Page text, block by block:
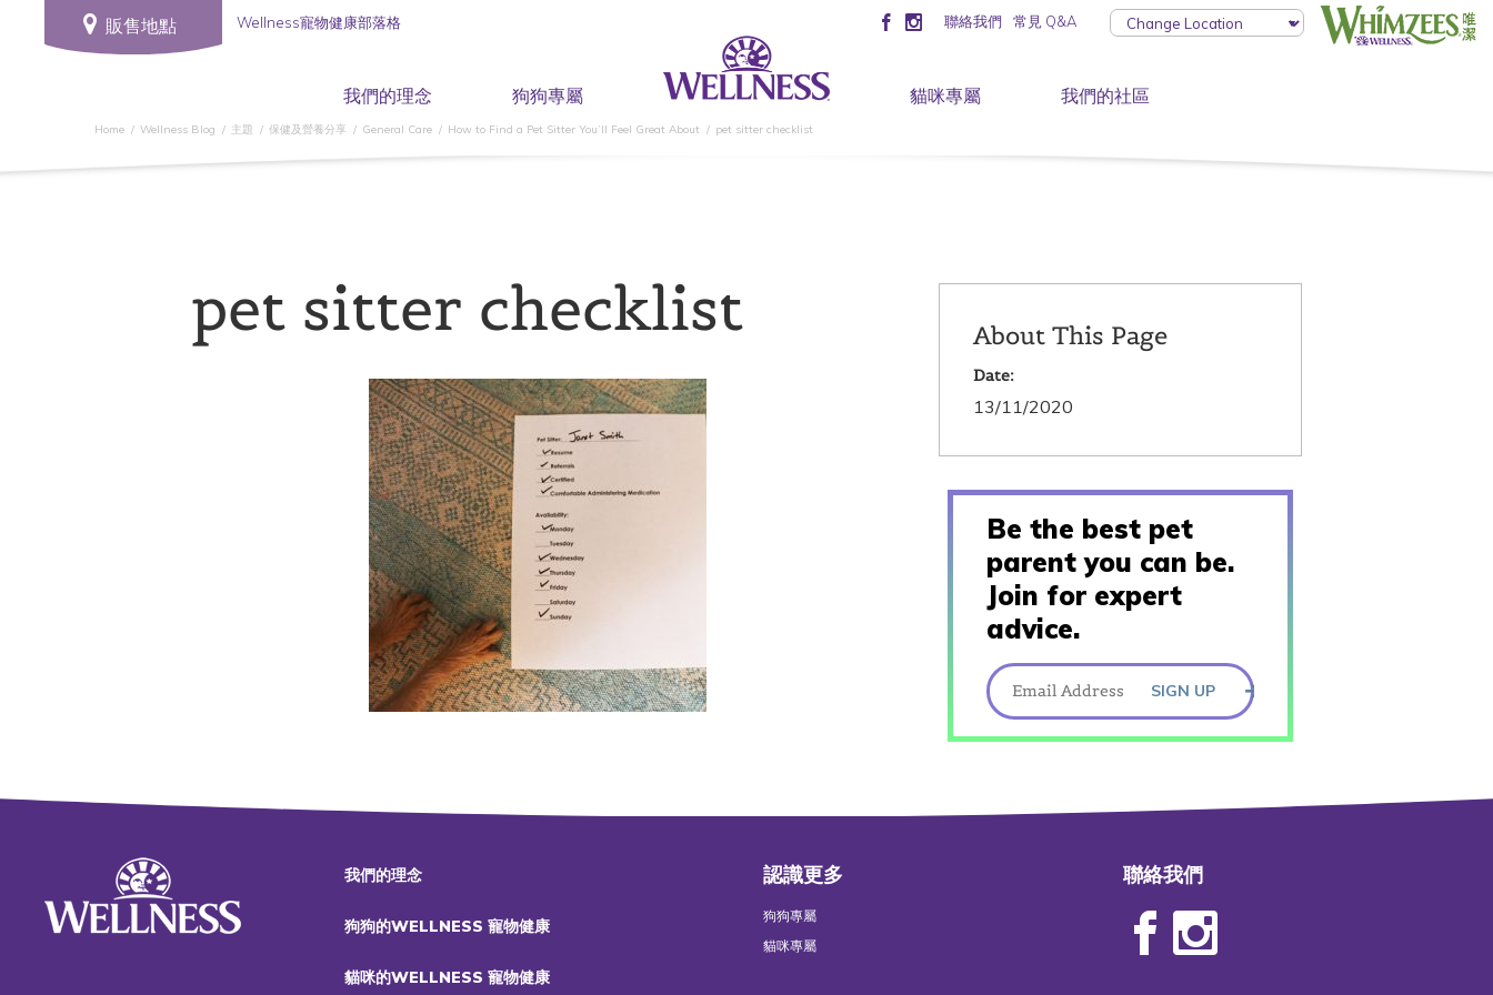
販售地點 Wellness寵物健康部落格 聯絡我們 常見 Q&A
我們的理念 狗狗專屬 貓咪專屬 我們的社區
Home Wellness Blog 主題 保健及營養分享 General Care How to Find a Pet Sitter You’ll Feel Great About pet sitter checklist
pet sitter checklist About This Page
Date:
13/11/2020
Be the best pet
parent you can be.
Join for expert
advice.
SIGN UP
我們的理念
狗狗的WELLNESS 寵物健康
貓咪的WELLNESS 寵物健康
認識更多
狗狗專屬
貓咪專屬
聯絡我們